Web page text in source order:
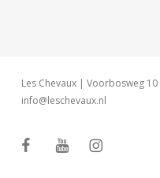
Les Chevaux | Voorbosweg
info@leschevaux.nl